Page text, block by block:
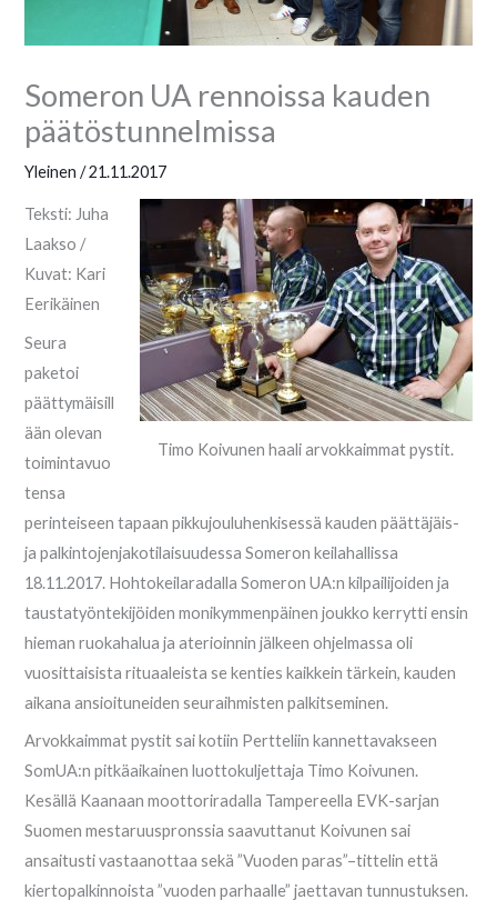
Someron UA rennoissa kauden
päätöstunnelmissa
Yleinen /21.11.2017
Timo Koivunen haali arvokkaimmat pystit.
Teksti: Juha
Laakso /
Kuvat: Kari
Eerikäinen
Seura
paketoi
päättymäisill
ään olevan
toimintavuo
tensa
perinteiseen tapaan pikkujouluhenkisessä kauden päättäjäis-
ja palkintojenjakotilaisuudessa Someron keilahallissa
18.11.2017. Hohtokeilaradalla Someron UA:n kilpailijoiden ja
taustatyöntekijöiden monikymmenpäinen joukko kerrytti ensin
hieman ruokahalua ja aterioinnin jälkeen ohjelmassa oli
vuosittaisista rituaaleista se kenties kaikkein tärkein, kauden
aikana ansioituneiden seuraihmisten palkitseminen.
Arvokkaimmat pystit sai kotiin Pertteliin kannettavakseen
SomUA:n pitkäaikainen luottokuljettaja Timo Koivunen.
Kesällä Kaanaan moottoriradalla Tampereella EVK-sarjan
Suomen mestaruuspronssia saavuttanut Koivunen sai
ansaitusti vastaanottaa sekä ”Vuoden paras”–tittelin että
kiertopalkinnoista ”vuoden parhaalle” jaettavan tunnustuksen.